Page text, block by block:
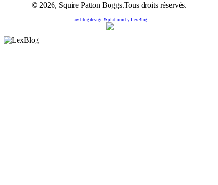
© 2026, Squire Patton Boggs.Tous droits réservés.
Law blog design & platform by LexBlog